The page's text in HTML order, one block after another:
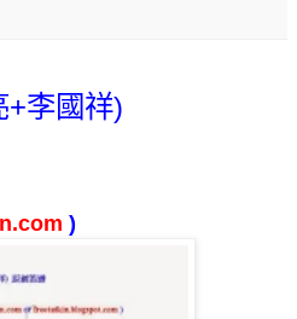
+李國祥)
)